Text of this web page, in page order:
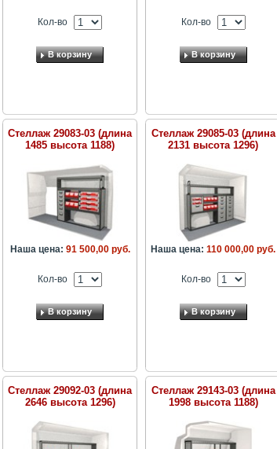
Кол-во
В корзину
Кол-во
В корзину
Стеллаж 29083-03 (длина
1485 высота 1188)
Наша цена: 91 500,00 руб.
Кол-во
В корзину
Стеллаж 29085-03 (длина
2131 высота 1296)
Наша цена: 110 000,00 руб.
Кол-во
В корзину
Стеллаж 29092-03 (длина
2646 высота 1296)
Стеллаж 29143-03 (длина
1998 высота 1188)